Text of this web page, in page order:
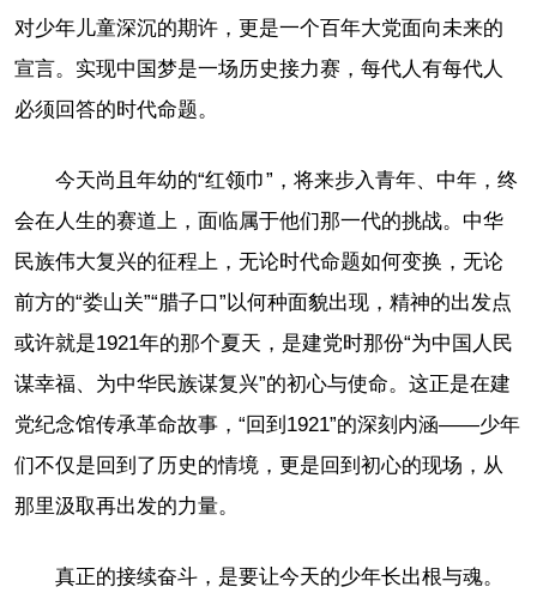
对少年儿童深沉的期许，更是一个百年大党面向未来的
宣言。实现中国梦是一场历史接力赛，每代人有每代人
必须回答的时代命题。
今天尚且年幼的“红领巾”，将来步入青年、中年，终
会在人生的赛道上，面临属于他们那一代的挑战。中华
民族伟大复兴的征程上，无论时代命题如何变换，无论
前方的“娄山关”“腊子口”以何种面貌出现，精神的出发点
或许就是1921年的那个夏天，是建党时那份“为中国人民
谋幸福、为中华民族谋复兴”的初心与使命。这正是在建
党纪念馆传承革命故事，“回到1921”的深刻内涵——少年
们不仅是回到了历史的情境，更是回到初心的现场，从
那里汲取再出发的力量。
真正的接续奋斗，是要让今天的少年长出根与魂。